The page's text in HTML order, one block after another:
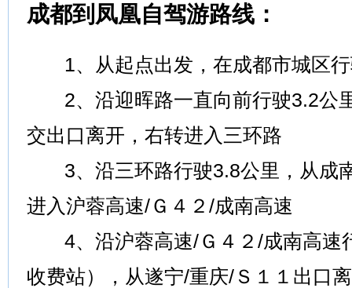
成都到凤凰自驾游路线：
1、从起点出发，在成都市城区
2、沿迎晖路一直向前行驶3.2公
交出口离开，右转进入三环路
3、沿三环路行驶3.8公里，从成
进入沪蓉高速/Ｇ４２/成南高速
4、沿沪蓉高速/Ｇ４２/成南高速
收费站），从遂宁/重庆/Ｓ１１出口